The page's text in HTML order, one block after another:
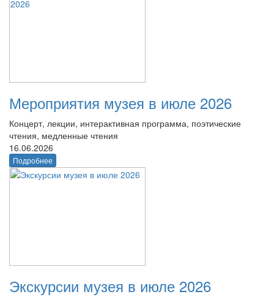
Мероприятия музея в июле 2026
Концерт, лекции, интерактивная программа, поэтические
чтения, медленные чтения
16.06.2026
Подробнее
Экскурсии музея в июле 2026